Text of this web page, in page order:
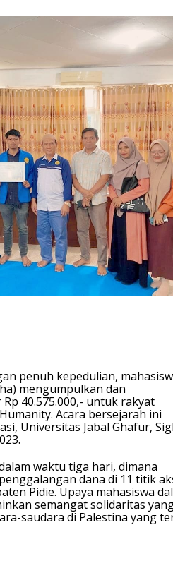
penuh kepedulian,
mengumpulkan dan
40.575.000,- untuk rakyat
Acara bersejarah ini
Universitas Jabal Ghafur,
waktu tiga hari, dimana
dana di 11 titik
Pidie. Upaya mahasiswa
semangat solidaritas
saudara di Palestina yang